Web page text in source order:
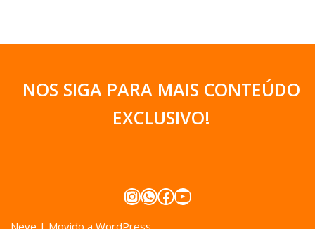
NOS SIGA PARA MAIS CONTEÚDO
EXCLUSIVO!
Neve | Movido a WordPress